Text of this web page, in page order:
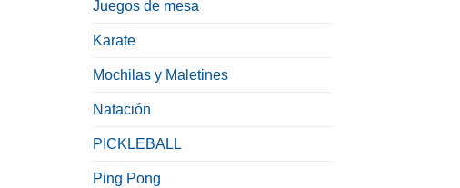
Juegos de mesa
Karate
Mochilas y Maletines
Natación
PICKLEBALL
Ping Pong